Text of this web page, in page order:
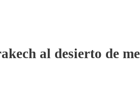
al desierto de